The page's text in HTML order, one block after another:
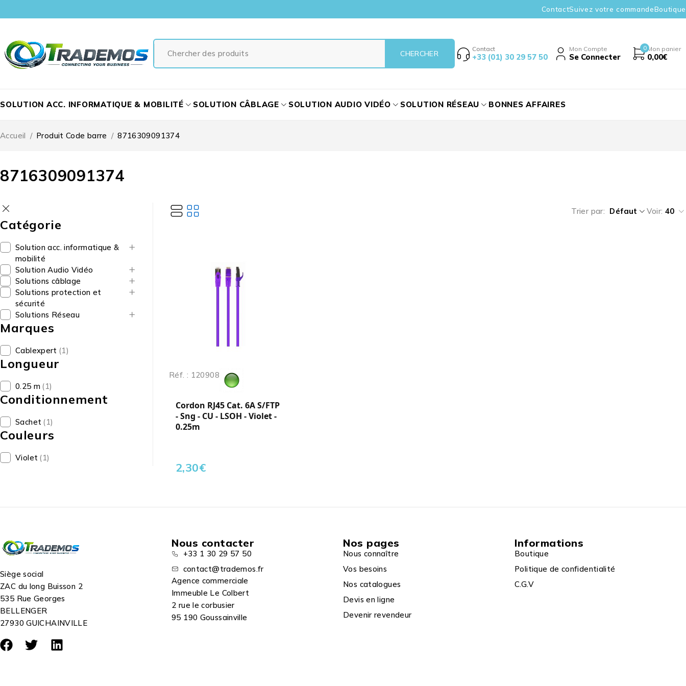
ContactSuivez votre commandeBoutique
Contact
+33 (01) 30 29 57 50
Mon Compte
Se Connecter
0 Mon panier
0,00€
SOLUTION ACC. INFORMATIQUE & MOBILITÉ SOLUTION CÂBLAGE SOLUTION AUDIO VIDÉO SOLUTION RÉSEAU BONNES AFFAIRES
8716309091374
Accueil / Produit Code barre / 8716309091374
Catégorie
Solution acc. informatique &
mobilité
Solution Audio Vidéo
Solutions câblage
Solutions protection et
sécurité
Solutions Réseau
Marques
Cablexpert (1)
Longueur
0.25 m (1)
Conditionnement
Sachet (1)
Couleurs
Violet (1)
Trier par Défaut Voir: 40
Réf. : 120908
Cordon RJ45 Cat. 6A S/FTP
- Sng - CU - LSOH - Violet -
0.25m
2,30€
Siège social
ZAC du long Buisson 2
535 Rue Georges
BELLENGER
27930 GUICHAINVILLE
Nous contacter
+33 1 30 29 57 50
contact@trademos.fr
Agence commerciale
Immeuble Le Colbert
2 rue le corbusier
95 190 Goussainville
Nos pages
Nous connaître
Vos besoins
Nos catalogues
Devis en ligne
Devenir revendeur
Informations
Boutique
Politique de confidentialité
C.G.V